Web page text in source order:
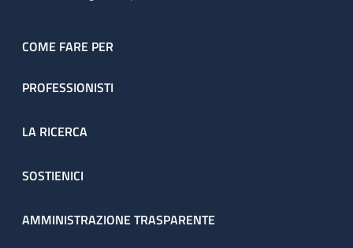
COME FARE PER
PROFESSIONISTI
LA RICERCA
SOSTIENICI
AMMINISTRAZIONE TRASPARENTE